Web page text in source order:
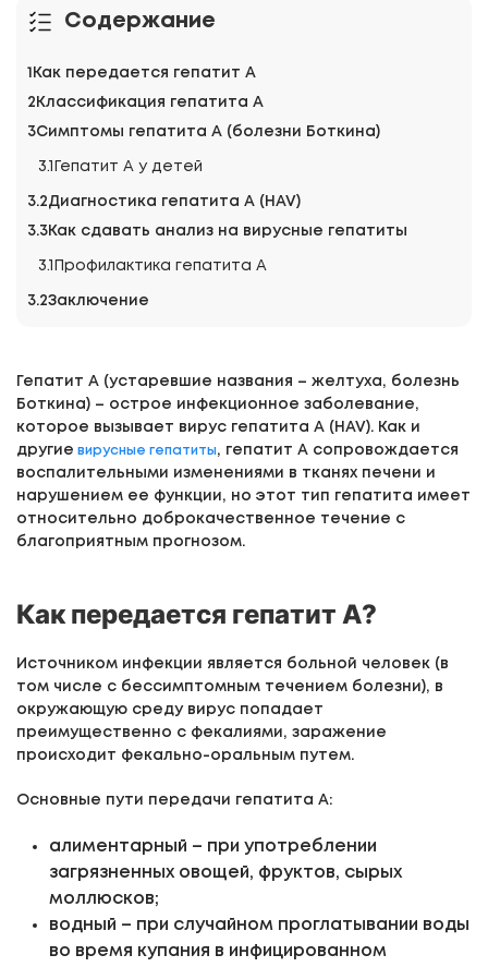
Содержание
Как передается гепатит А
Классификация гепатита А
Симптомы гепатита А (болезни Боткина)
Гепатит А у детей
Диагностика гепатита А (HAV)
Как сдавать анализ на вирусные гепатиты
Профилактика гепатита А
Заключение
Гепатит А (устаревшие названия – желтуха, болезнь
Боткина) – острое инфекционное заболевание,
которое вызывает вирус гепатита А (HAV). Как и
другие вирусные гепатиты, гепатит А сопровождается
воспалительными изменениями в тканях печени и
нарушением ее функции, но этот тип гепатита имеет
относительно доброкачественное течение с
благоприятным прогнозом.
Как передается гепатит А?
Источником инфекции является больной человек (в
том числе с бессимптомным течением болезни), в
окружающую среду вирус попадает
преимущественно с фекалиями, заражение
происходит фекально-оральным путем.
Основные пути передачи гепатита А:
алиментарный – при употреблении
загрязненных овощей, фруктов, сырых
моллюсков;
водный – при случайном проглатывании воды
во время купания в инфицированном